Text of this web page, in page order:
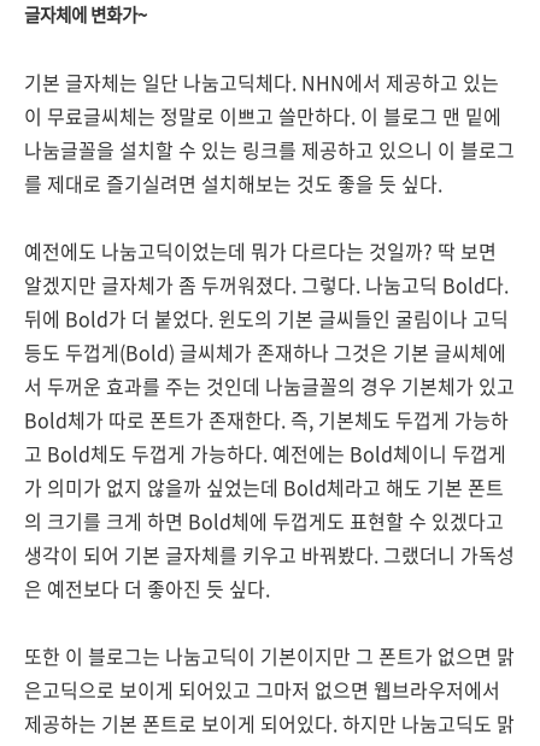
글자체에 변화가~
기본 글자체는 일단 나눔고딕체다. NHN에서 제공하고 있는
이 무료글씨체는 정말로 이쁘고 쓸만하다. 이 블로그 맨 밑에
나눔글꼴을 설치할 수 있는 링크를 제공하고 있으니 이 블로그
를 제대로 즐기실려면 설치해보는 것도 좋을 듯 싶다.
예전에도 나눔고딕이었는데 뭐가 다르다는 것일까? 딱 보면
알겠지만 글자체가 좀 두꺼워졌다. 그렇다. 나눔고딕 Bold다.
뒤에 Bold가 더 붙었다. 윈도의 기본 글씨들인 굴림이나 고딕
등도 두껍게(Bold) 글씨체가 존재하나 그것은 기본 글씨체에
서 두꺼운 효과를 주는 것인데 나눔글꼴의 경우 기본체가 있고
Bold체가 따로 폰트가 존재한다. 즉, 기본체도 두껍게 가능하
고 Bold체도 두껍게 가능하다. 예전에는 Bold체이니 두껍게
가 의미가 없지 않을까 싶었는데 Bold체라고 해도 기본 폰트
의 크기를 크게 하면 Bold체에 두껍게도 표현할 수 있겠다고
생각이 되어 기본 글자체를 키우고 바꿔봤다. 그랬더니 가독성
은 예전보다 더 좋아진 듯 싶다.
또한 이 블로그는 나눔고딕이 기본이지만 그 폰트가 없으면 맑
은고딕으로 보이게 되어있고 그마저 없으면 웹브라우저에서
제공하는 기본 폰트로 보이게 되어있다. 하지만 나눔고딕도 맑